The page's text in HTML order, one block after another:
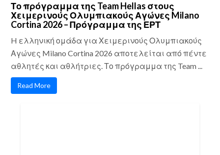
Το πρόγραμμα της Team Hellas στους
Χειμερινούς Ολυμπιακούς Αγώνες Milano
Cortina 2026 – Πρόγραμμα της ΕΡΤ
H ελληνική ομάδα για Χειμερινούς Ολυμπιακούς
Αγώνες Milano Cortina 2026 αποτελείται από πέντε
αθλητές και αθλήτριες. Το πρόγραμμα της Team ...
Read More